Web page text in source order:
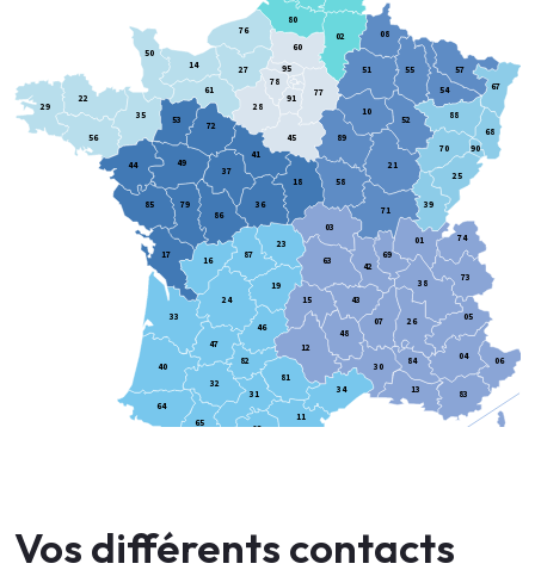
13
84
83
04 06
05
48
03
30
11
34
15 43
63
65
64
40
33
24
47
46
09
32
31
82
12
81
01
38
74
42
69
73
07 26
17
19
23
87
86
16
79
22
85
50
56
29
35
44 49
72
53
14
61
28
89
70
76
27
37
45
36
41
18
21
58
71 39
51
60
02
80
08
10
52
67
54
77
68
55 57
88
91
78
95
25
90
Vos différents contacts